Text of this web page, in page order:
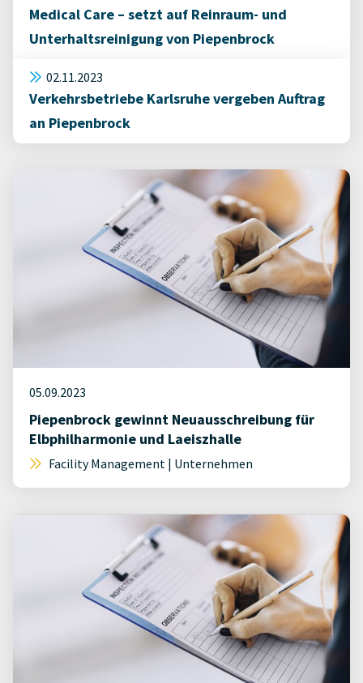
Medical Care – setzt auf Reinraum- und
Unterhaltsreinigung von Piepenbrock
02.11.2023
Verkehrsbetriebe Karlsruhe vergeben Auftrag
an Piepenbrock
05.09.2023
Piepenbrock gewinnt Neuausschreibung für
Elbphilharmonie und Laeiszhalle
Facility Management | Unternehmen